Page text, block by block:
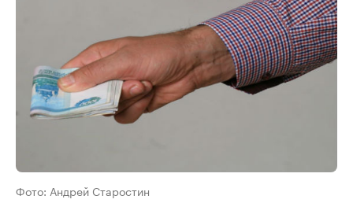
Фото: Андрей Старостин